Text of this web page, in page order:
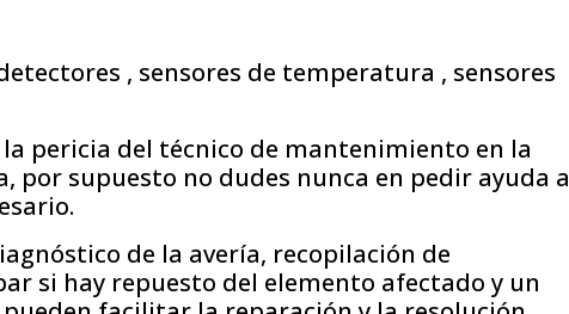
, sensores de temperatura , sensores
pericia del técnico de mantenimiento en la
por supuesto no dudes nunca en pedir ayuda a
de la avería, recopilación de
si hay repuesto del elemento afectado y un